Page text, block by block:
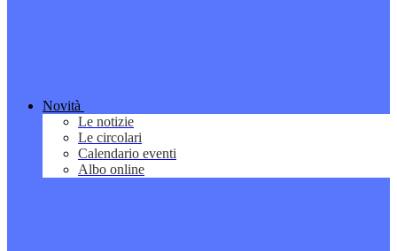
Novità
Le notizie
Le circolari
Calendario eventi
Albo online